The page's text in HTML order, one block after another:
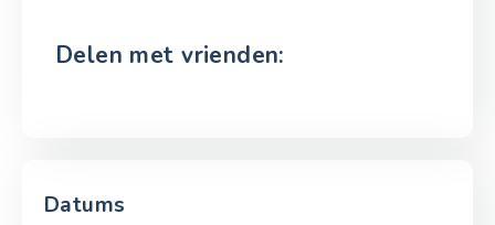
Delen met vrienden:
Datums